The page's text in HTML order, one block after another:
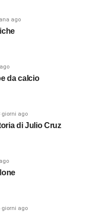
ago
da calcio
giorni ago
di Julio Cruz
giorni ago